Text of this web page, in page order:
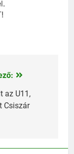
az U11,
Csiszár